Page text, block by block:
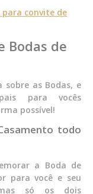
para convite de
Bodas de
as Bodas, e
para vocês
possível!
todo
a Boda de
para você e seu
só os dois